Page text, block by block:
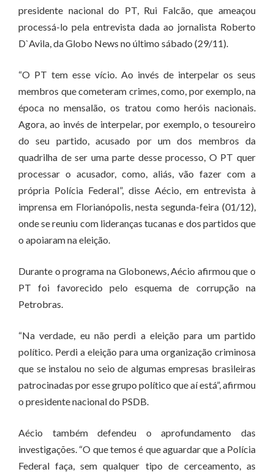
presidente nacional do PT, Rui Falcão, que ameaçou
processá-lo pela entrevista dada ao jornalista Roberto
D`Avila, da Globo News no último sábado (29/11).
“O PT tem esse vício. Ao invés de interpelar os seus
membros que cometeram crimes, como, por exemplo, na
época no mensalão, os tratou como heróis nacionais.
Agora, ao invés de interpelar, por exemplo, o tesoureiro
do seu partido, acusado por um dos membros da
quadrilha de ser uma parte desse processo, O PT quer
processar o acusador, como, aliás, vão fazer com a
própria Polícia Federal”, disse Aécio, em entrevista à
imprensa em Florianópolis, nesta segunda-feira (01/12),
onde se reuniu com lideranças tucanas e dos partidos que
o apoiaram na eleição.
Durante o programa na Globonews, Aécio afirmou que o
PT foi favorecido pelo esquema de corrupção na
Petrobras.
“Na verdade, eu não perdi a eleição para um partido
político. Perdi a eleição para uma organização criminosa
que se instalou no seio de algumas empresas brasileiras
patrocinadas por esse grupo político que aí está”, afirmou
o presidente nacional do PSDB.
Aécio também defendeu o aprofundamento das
investigações. “O que temos é que aguardar que a Polícia
Federal faça, sem qualquer tipo de cerceamento, as